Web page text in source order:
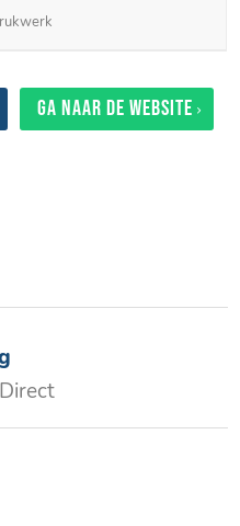
Ga naar de website